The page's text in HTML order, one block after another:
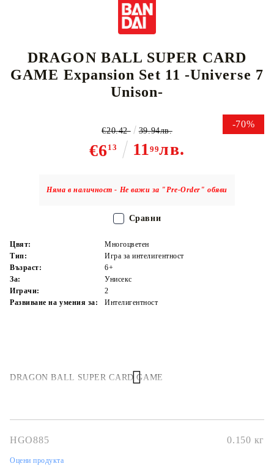
DRAGON BALL SUPER CARD
GAME Expansion Set 11 -Universe 7
Unison-
-70%
€613 1199лв.
€20.42 39.94лв.
Няма в наличност - Не важи за "Pre-Order" обяви
DRAGON BALL SUPER CARD GAME
Цвят:
Многоцветен
Тип:
Игра за интелигентност
Възраст:
6+
За:
Унисекс
Играчи:
2
Развиване на умения за:
Интелигентност
HGO885 0.150 кг
Оцени продукта
Сравни